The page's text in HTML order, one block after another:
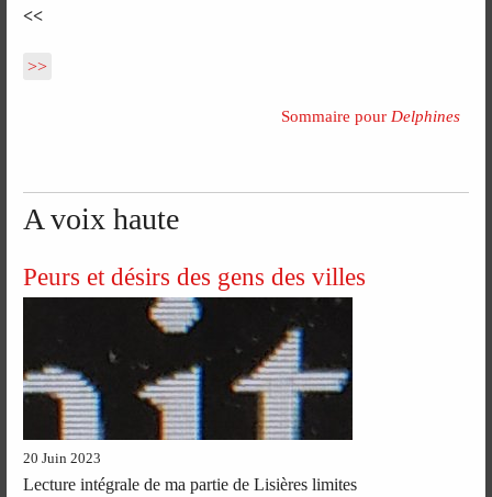
<<
>>
Sommaire pour Delphines
A voix haute
Peurs et désirs des gens des villes
20 Juin 2023
Lecture intégrale de ma partie de Lisières limites